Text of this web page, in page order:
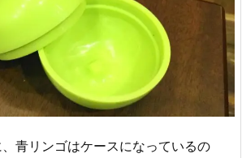
青リンゴはケースになっているの